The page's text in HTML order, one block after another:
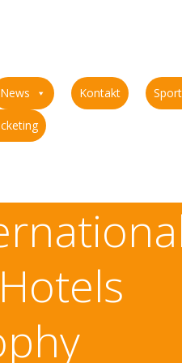
News Kontakt